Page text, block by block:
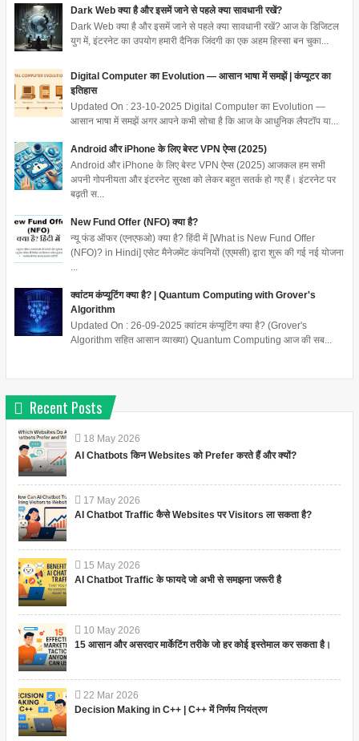
Dark Web क्या है और इसमें जाने से पहले क्या सावधानी रखें?
Dark Web क्या है और इसमें जाने से पहले क्या सावधानी रखें? आज के डिजिटल
युग में, इंटरनेट का उपयोग हमारी दैनिक जिंदगी का एक अहम हिस्सा बन चुका...
Digital Computer का Evolution — आसान भाषा में समझें | कंप्यूटर का
इतिहास
Updated On : 23-10-2025 Digital Computer का Evolution —
आसान भाषा में समझें अगर आपने कभी सोचा है कि आज के आधुनिक लैपटॉप या...
Android और iPhone के लिए बेस्ट VPN ऐप्स (2025)
Android और iPhone के लिए बेस्ट VPN ऐप्स (2025) आजकल हम सभी
अपनी गोपनीयता और इंटरनेट सुरक्षा को लेकर बहुत सतर्क हो गए हैं। इंटरनेट पर
बढ़ती स...
New Fund Offer (NFO) क्या है?
न्यू फंड ऑफर (एनएफओ) क्या है? हिंदी में [What is New Fund Offer
(NFO)? in Hindi] एसेट मैनेजमेंट कंपनियों (एएमसी) द्वारा शुरू की गई नई योजना
...
क्वांटम कंप्यूटिंग क्या है? | Quantum Computing with Grover's
Algorithm
Updated On : 26-09-2025 क्वांटम कंप्यूटिंग क्या है? (Grover's
Algorithm सहित आसान व्याख्या) Quantum Computing आज की सब...
Recent Posts
18 May 2026
AI Chatbots किन Websites को Prefer करते हैं और क्यों?
17 May 2026
AI Chatbot Traffic कैसे Websites पर Visitors ला सकता है?
15 May 2026
AI Chatbot Traffic के फायदे जो अभी से समझना जरूरी है
10 May 2026
15 आसान और असरदार मार्केटिंग तरीके जो हर कोई इस्तेमाल कर सकता है।
22 Mar 2026
Decision Making in C++ | C++ में निर्णय नियंत्रण